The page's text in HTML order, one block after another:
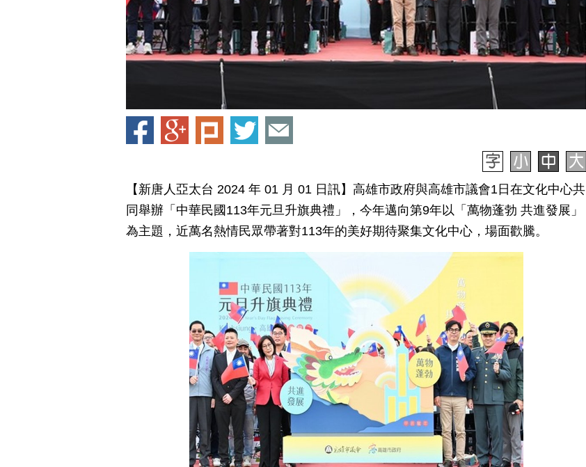
【新唐人亞太台 2024 年 01 月 01 日訊】高雄市政府與高雄市議會1日在文化中心共
同舉辦「中華民國113年元旦升旗典禮」，今年邁向第9年以「萬物蓬勃 共進發展」
為主題，近萬名熱情民眾帶著對113年的美好期待聚集文化中心，場面歡騰。